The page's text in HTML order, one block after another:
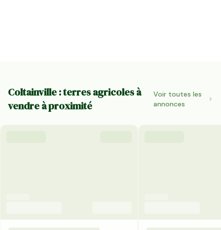
Coltainville : terres agricoles à
vendre à proximité
Voir toutes les
annonces